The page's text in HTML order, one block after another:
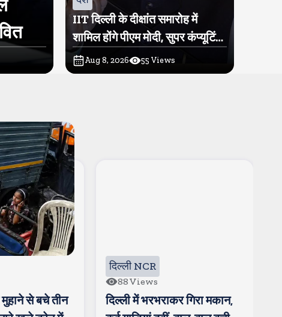
IIT दिल्ली के दीक्षांत समारोह में
शामिल होंगे पीएम मोदी, सुपर कंप्यूटिंग
सुविधा परम प्रज्ञा का होगा शुभारंभ
Aug 8, 2026 55 Views
मुहाने से बचे तीन
दिल्ली NCR
88Views
दिल्ली में भरभराकर गिरा मकान,